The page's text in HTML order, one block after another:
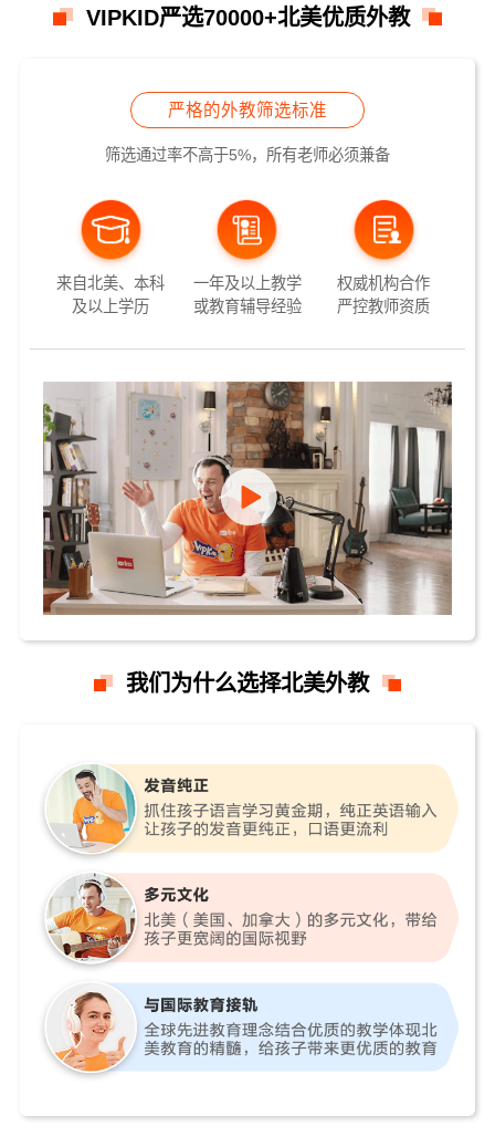
VIPKID严选70000+北美优质外教
严格的外教筛选标准
筛选通过率不高于5%，所有老师必须兼备
来自北美、本科
及以上学历
一年及以上教学
或教育辅导经验
权威机构合作
严控教师资质
我们为什么选择北美外教